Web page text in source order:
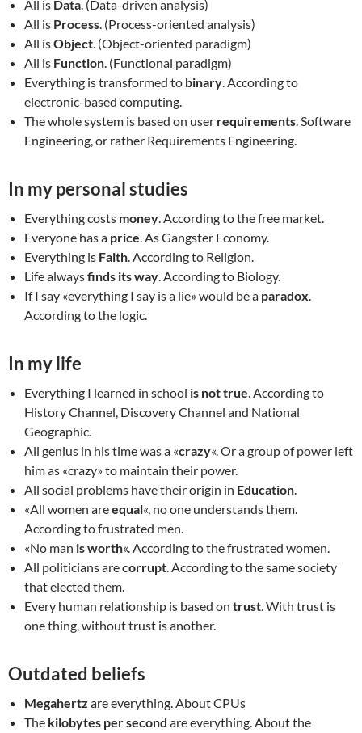
All is Data. (Data-driven analysis)
All is Process. (Process-oriented analysis)
All isObject. (Object-oriented paradigm)
All is Function. (Functional paradigm)
Everything is transformed to binary. According to
electronic-based computing.
The whole system is based on user requirements. Software
Engineering, or rather Requirements Engineering.
In my personal studies
Everything costs money. According to the free market.
Everyone has a price. As Gangster Economy.
Everything is Faith. According to Religion.
Life alwaysfinds its way. According to Biology.
If I say «everything I say is a lie» would be a paradox.
According to the logic.
In my life
Everything I learned in school is not true. According to
History Channel, Discovery Channel and National
Geographic.
All genius in his time was a «crazy«. Or a group of power left
him as «crazy» to maintain their power.
All social problems have their origin in Education.
«All women areequal«, no one understands them.
According to frustrated men.
«No man is worth«. According to the frustrated women.
All politicians arecorrupt. According to the same society
that elected them.
Every human relationship is based on trust. With trust is
one thing, without trust is another.
Outdated beliefs
Megahertz are everything. About CPUs
The kilobytes per second are everything. About the